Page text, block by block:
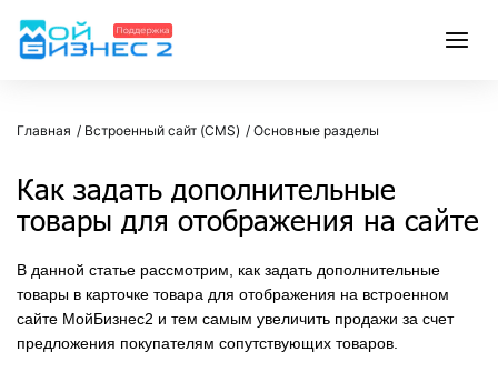
Главная Встроенный сайт (CMS) Основные разделы
Как задать дополнительные
товары для отображения на сайте
В данной статье рассмотрим, как задать дополнительные
товары в карточке товара для отображения на встроенном
сайте МойБизнес2 и тем самым увеличить продажи за счет
предложения покупателям сопутствующих товаров.